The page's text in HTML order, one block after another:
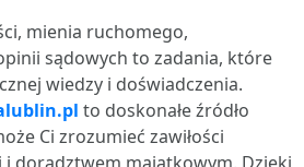
mienia ruchomego,
sądowych to zadania, które
wiedzy i doświadczenia.
to doskonałe źródło
Ci zrozumieć zawiłości